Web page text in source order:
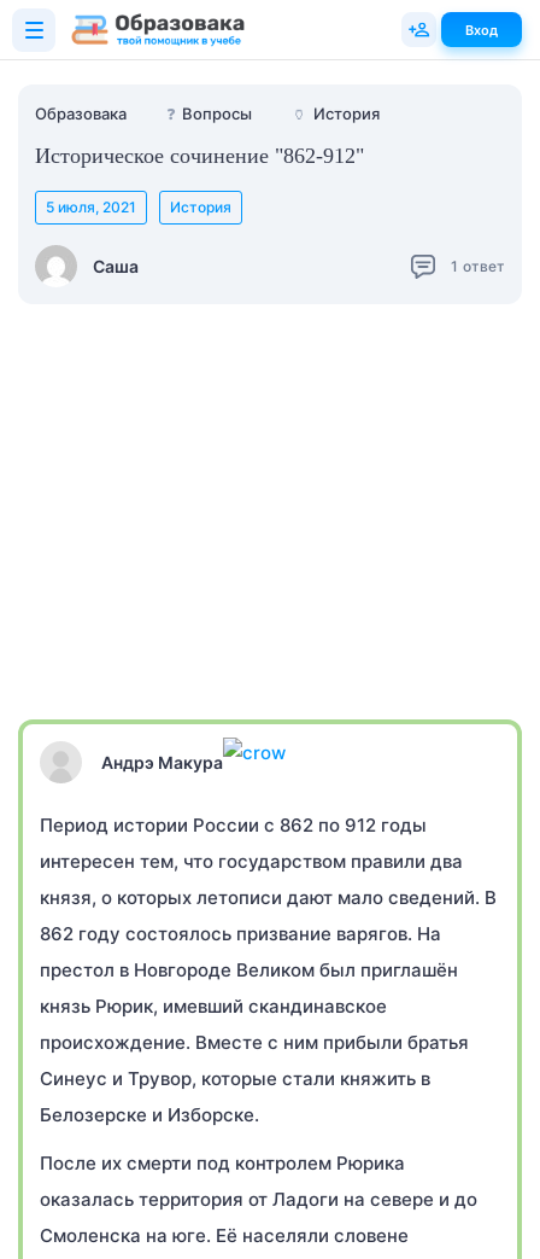
Образовака ❓ Вопросы 🏺 История
Историческое сочинение "862-912"
Саша
5 июля, 2021 История
1 ответ
Андрэ Макура
Период истории России с 862 по 912 годы
интересен тем, что государством правили два
князя, о которых летописи дают мало сведений. В
862 году состоялось призвание варягов. На
престол в Новгороде Великом был приглашён
князь Рюрик, имевший скандинавское
происхождение. Вместе с ним прибыли братья
Синеус и Трувор, которые стали княжить в
Белозерске и Изборске.
После их смерти под контролем Рюрика
оказалась территория от Ладоги на севере и до
Смоленска на юге. Её населяли словене
Вход